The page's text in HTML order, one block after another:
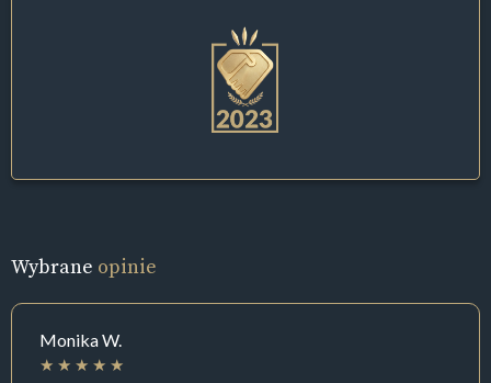
Wybrane opinie
Monika W.